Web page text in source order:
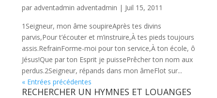
par adventadmin adventadmin | Juil 15, 2011
1Seigneur, mon âme soupireAprès tes divins
parvis,Pour t’écouter et m’instruire,À tes pieds toujours
assis.RefrainForme-moi pour ton service,À ton école, ô
Jésus!Que par ton Esprit je puissePrêcher ton nom aux
perdus.2Seigneur, répands dans mon âmeFlot sur...
« Entrées précédentes
RECHERCHER UN HYMNES ET LOUANGES